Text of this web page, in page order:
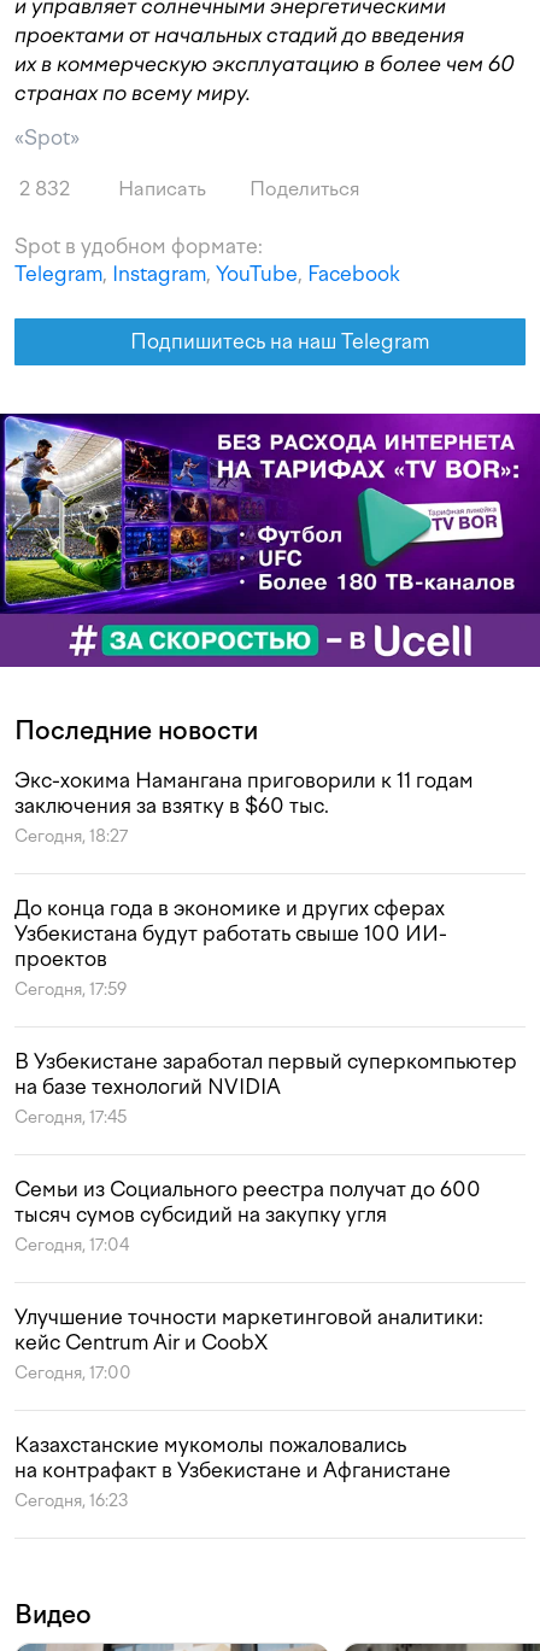
и управляет солнечными энергетическими
проектами от начальных стадий до введения
их в коммерческую эксплуатацию в более чем 60
странах по всему миру.
«Spot»
2 832 Написать Поделиться
Spot в удобном формате:
Telegram, Instagram, YouTube, Facebook
Подпишитесь на наш Telegram
Последние новости
Экс-хокима Намангана приговорили к 11 годам
заключения за взятку в $60 тыс.
Сегодня, 18:27
До конца года в экономике и других сферах
Узбекистана будут работать свыше 100 ИИ-
проектов
Сегодня, 17:59
В Узбекистане заработал первый суперкомпьютер
на базе технологий NVIDIA
Сегодня, 17:45
Семьи из Социального реестра получат до 600
тысяч сумов субсидий на закупку угля
Сегодня, 17:04
Улучшение точности маркетинговой аналитики:
кейс Centrum Air и CoobX
Сегодня, 17:00
Казахстанские мукомолы пожаловались
на контрафакт в Узбекистане и Афганистане
Сегодня, 16:23
Видео